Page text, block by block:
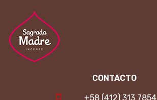
CONTACTO
+58 (412) 313 7854